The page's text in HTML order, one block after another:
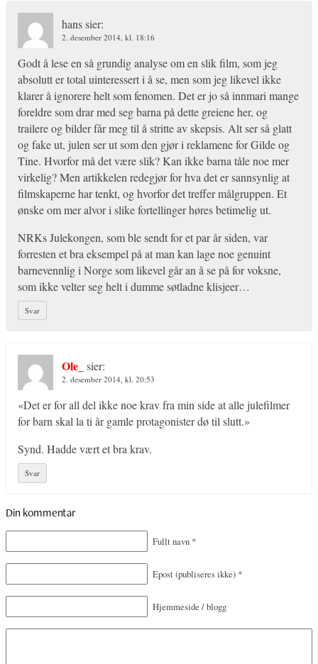
hanssier:
2. desember 2014, kl. 18:16
Godt å lese en så grundig analyse om en slik film, som jeg
absolutt er total uinteressert i å se, men som jeg likevel ikke
klarer å ignorere helt som fenomen. Det er jo så innmari mange
foreldre som drar med seg barna på dette greiene her, og
trailere og bilder får meg til å stritte av skepsis. Alt ser så glatt
og fake ut, julen ser ut som den gjør i reklamene for Gilde og
Tine. Hvorfor må det være slik? Kan ikke barna tåle noe mer
virkelig? Men artikkelen redegjør for hva det er sannsynlig at
filmskaperne har tenkt, og hvorfor det treffer målgruppen. Et
ønske om mer alvor i slike fortellinger høres betimelig ut.
NRKs Julekongen, som ble sendt for et par år siden, var
forresten et bra eksempel på at man kan lage noe genuint
barnevennlig i Norge som likevel går an å se på for voksne,
som ikke velter seg helt i dumme søtladne klisjeer…
Svar
Ole_ sier:
2. desember 2014, kl. 20:53
«Det er for all del ikke noe krav fra min side at alle julefilmer
for barn skal la ti år gamle protagonister dø til slutt.»
Synd. Hadde vært et bra krav.
Svar
Din kommentar
Fullt navn *
Epost(publiseres ikke) *
Hjemmeside / blogg